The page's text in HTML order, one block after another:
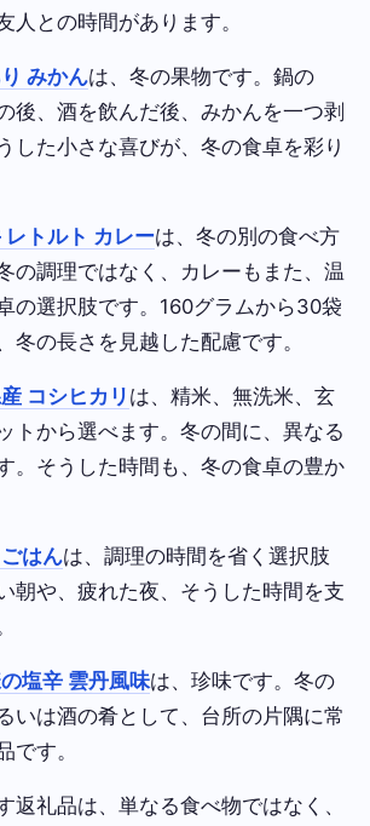
人との時間があります。
みかんは、冬の果物です。鍋の
後、酒を飲んだ後、みかんを一つ剥
した小さな喜びが、冬の食卓を彩り
レトルト カレーは、冬の別の食べ方
の調理ではなく、カレーもまた、温
の選択肢です。160グラムから30袋
冬の長さを見越した配慮です。
コシヒカリ は、精米、無洗米、玄
トから選べます。冬の間に、異なる
。そうした時間も、冬の食卓の豊か
はんは、調理の時間を省く選択肢
朝や、疲れた夜、そうした時間を支
塩辛 雲丹風味は、珍味です。冬の
いは酒の肴として、台所の片隅に常
です。
返礼品は、単なる食べ物ではなく、